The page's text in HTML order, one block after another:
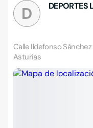
D DEPORTES
Calle Ildefonso Sánchez
Asturias